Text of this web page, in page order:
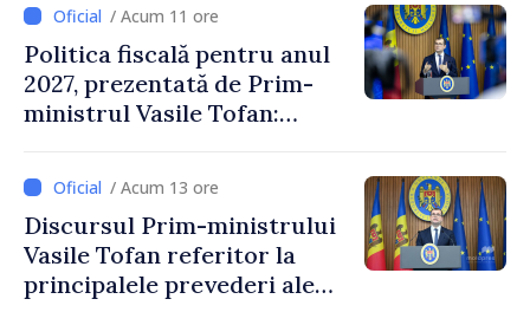
/ Acum 11 ore
Politica fiscală pentru anul
2027, prezentată de Prim-
ministrul Vasile Tofan:
stimularea investițiilor și o
taxare mai echitabilă
/ Acum 13 ore
Discursul Prim-ministrului
Vasile Tofan referitor la
principalele prevederi ale